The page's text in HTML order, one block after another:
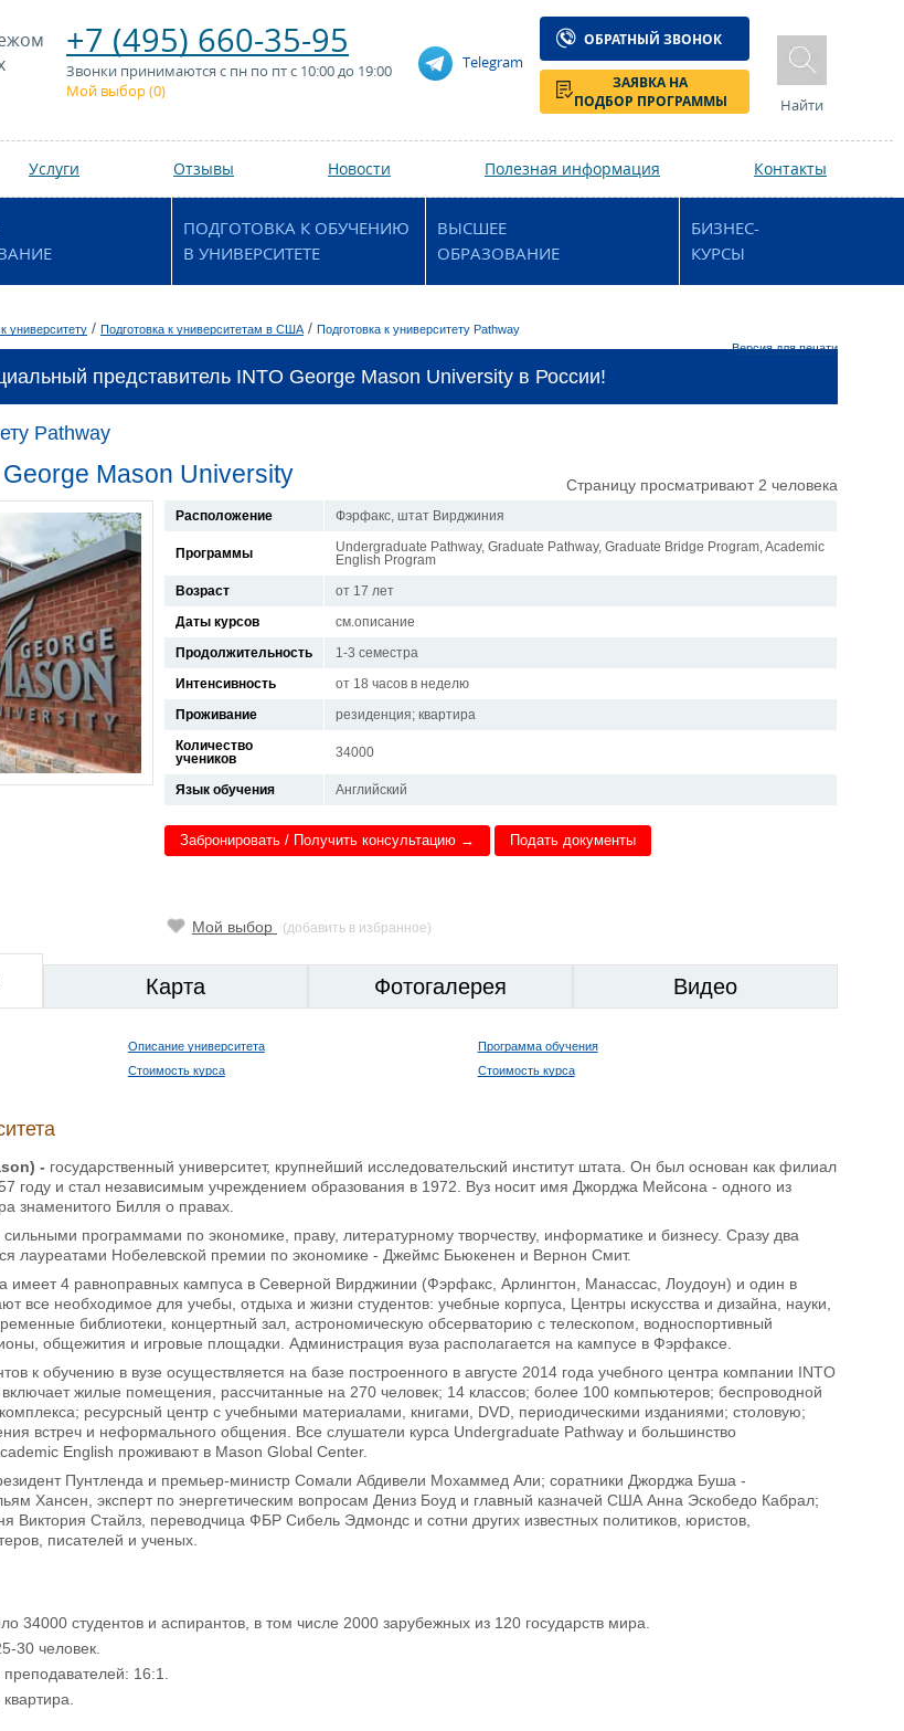
+7 (495) 660-35-95
Звонки принимаются с пн по пт с 10:00 до 19:00
Мой выбор (0)
Telegram
ОБРАТНЫЙ ЗВОНОК
ЗАЯВКА НА
ПОДБОР ПРОГРАММЫ
Найти
Услуги Отзывы Новости Полезная информация Контакты
ПОДГОТОВКА К ОБУЧЕНИЮ
В УНИВЕРСИТЕТЕ
ВЫСШЕЕ
ОБРАЗОВАНИЕ
БИЗНЕС-
КУРСЫ
университету / Подготовка к университетам в США / Подготовка к университету Pathway
Версия для печати
представитель INTO George Mason University в России!
Pathway
Mason University Страницу просматривают 2 человека
Расположение Фэрфакс, штат Вирджиния
Программы
Undergraduate Pathway, Graduate Pathway, Graduate Bridge Program, Academic
English Program
Возраст
от 17 лет
Даты курсов
см.описание
Продолжительность
1-3 семестра
Интенсивность
от 18 часов в неделю
Проживание
резиденция; квартира
Количество
учеников
34000
Язык обучения Английский
Забронировать / Получить консультацию → Подать документы
Мой выбор (добавить в избранное)
Карта Фотогалерея Видео
Описание университета
Программа обучения
Стоимость курса Стоимость курса
) - государственный университет, крупнейший исследовательский институт штата. Он был основан как филиал
году и стал независимым учреждением образования в 1972. Вуз носит имя Джорджа Мейсона - одного из
знаменитого Билля о правах.
программами по экономике, праву, литературному творчеству, информатике и бизнесу. Сразу два
лауреатами Нобелевской премии по экономике - Джеймс Бьюкенен и Вернон Смит.
имеет 4 равноправных кампуса в Северной Вирджинии (Фэрфакс, Арлингтон, Манассас, Лоудоун) и один в
все необходимое для учебы, отдыха и жизни студентов: учебные корпуса, Центры искусства и дизайна, науки,
библиотеки, концертный зал, астрономическую обсерваторию с телескопом, водноспортивный
общежития и игровые площадки. Администрация вуза располагается на кампусе в Фэрфаксе.
к обучению в вузе осуществляется на базе построенного в августе 2014 года учебного центра компании INTO
жилые помещения, рассчитанные на 270 человек; 14 классов; более 100 компьютеров; беспроводной
ресурсный центр с учебными материалами, книгами, DVD, периодическими изданиями; столовую;
встреч и неформального общения. Все слушатели курса Undergraduate Pathway и большинство
English проживают в Mason Global Center.
Пунтленда и премьер-министр Сомали Абдивели Мохаммед Али; соратники Джорджа Буша -
Хансен, эксперт по энергетическим вопросам Дениз Боуд и главный казначей США Анна Эскобедо Кабрал;
Виктория Стайлз, переводчица ФБР Сибель Эдмондс и сотни других известных политиков, юристов,
писателей и ученых.
34000 студентов и аспирантов, в том числе 2000 зарубежных из 120 государств мира.
30 человек.
16:1.